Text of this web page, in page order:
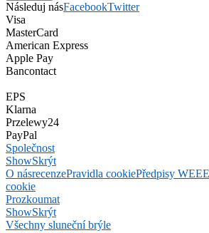
Následuj násFacebookTwitter
Visa
MasterCard
American Express
Apple Pay
Bancontact
EPS
Klarna
Przelewy24
PayPal
Společnost
ShowSkrýt
O násrecenzePravidla cookiePředpisy WEEE
cookie
Prozkoumat
ShowSkrýt
Všechny sluneční brýle